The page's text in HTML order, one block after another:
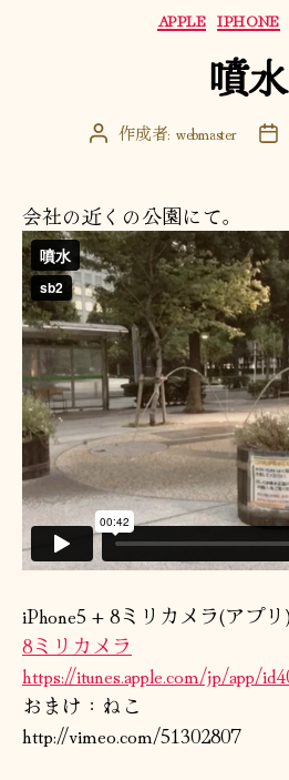
カ
テ
ゴ
リ
APPLE IPHONE
噴水
投 作成者: webmaster
投
会社の近くの公園にて。
iPhone5 + 8ミリカメラ(アプリ
8ミリカメラ
https://itunes.apple.com/jp/app/
おまけ：ねこ
http://vimeo.com/51302807